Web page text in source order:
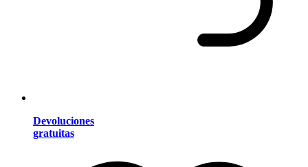
Devoluciones
gratuitas